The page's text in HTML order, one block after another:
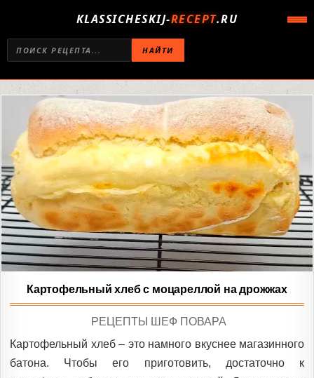
KLASSICHESKIJ-RECEPT.RU
НАЙТИ
Картофельный хлеб с моцареллой на дрожжах
POSTED
РЕЦЕПТЫ ШЕФ ПОВАРА
Картофельный хлеб – это намного вкуснее магазинного
батона. Чтобы его приготовить, достаточно к